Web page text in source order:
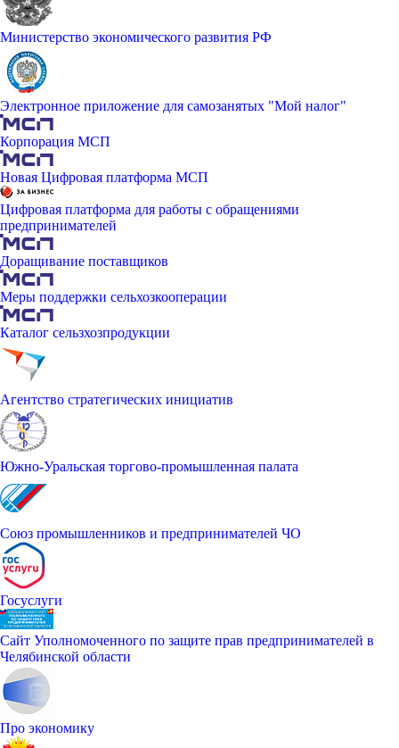
Министерство экономического развития РФ
Электронное приложение для самозанятых "Мой налог"
Корпорация МСП
Новая Цифровая платформа МСП
Цифровая платформа для работы с обращениями
предпринимателей
Доращивание поставщиков
Меры поддержки сельхозкооперации
Каталог сельзхозпродукции
Агентство стратегических инициатив
Южно-Уральская торгово-промышленная палата
Союз промышленников и предпринимателей ЧО
Госуслуги
Сайт Уполномоченного по защите прав предпринимателей в
Челябинской области
Про экономику